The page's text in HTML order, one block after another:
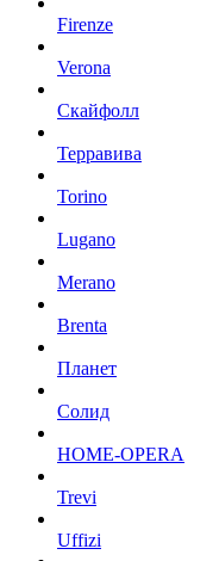
Firenze
Verona
Скайфолл
Терравива
Torino
Lugano
Merano
Brenta
Планет
Солид
HOME-OPERA
Trevi
Uffizi